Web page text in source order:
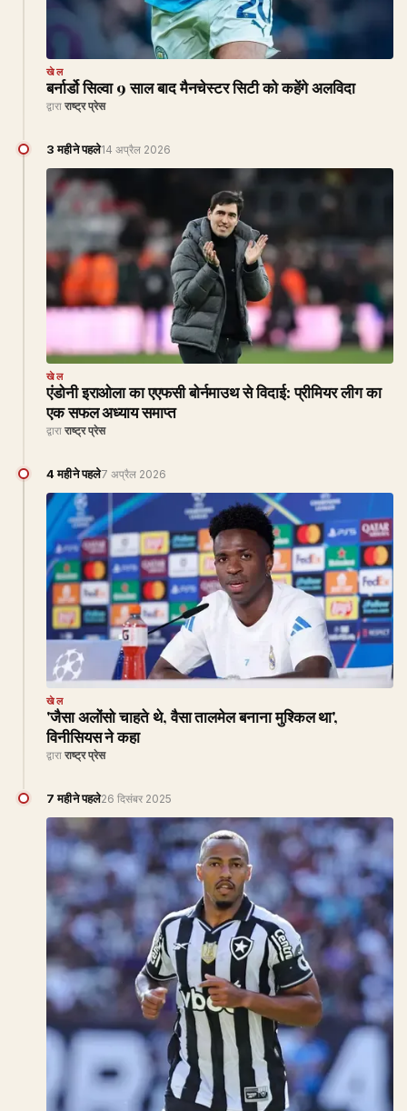
खेल
बर्नार्डो सिल्वा 9 साल बाद मैनचेस्टर सिटी को कहेंगे अलविदा
द्वारा राष्ट्र प्रेस
3 महीने पहले14 अप्रैल 2026
खेल
एंडोनी इराओला का एएफसी बोर्नमाउथ से विदाई: प्रीमियर लीग का
एक सफल अध्याय समाप्त
द्वारा राष्ट्र प्रेस
4 महीने पहले7 अप्रैल 2026
खेल
'जैसा अलोंसो चाहते थे, वैसा तालमेल बनाना मुश्किल था',
विनीसियस ने कहा
द्वारा राष्ट्र प्रेस
7 महीने पहले26 दिसंबर 2025